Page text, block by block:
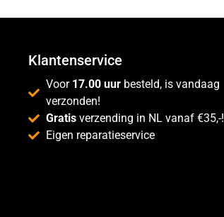
Klantenservice
Voor 17.00 uur besteld, is vandaag
verzonden!
Gratis verzending in NL vanaf €35,-!
Eigen reparatieservice